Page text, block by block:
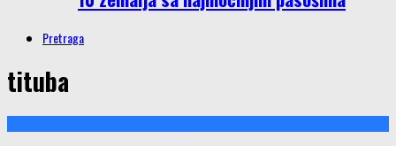
Pretraga
tituba